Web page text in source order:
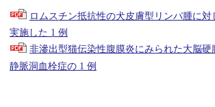
ロムスチン抵抗性の犬皮膚型リンパ腫に対
実施した 1 例
非滲出型猫伝染性腹膜炎にみられた大脳硬
静脈洞血栓症の 1 例